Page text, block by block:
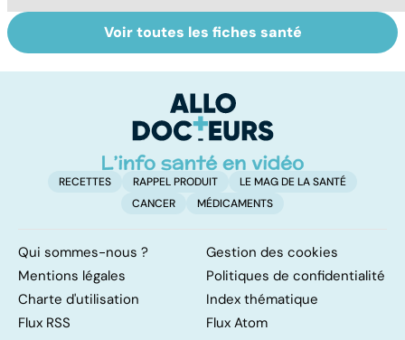
Tout savoir sur
les virus
Votre santé en
vacances
Voir toutes les fiches santé
RECETTES RAPPEL PRODUIT
LE MAG DE LA SANTÉ
CANCER
MÉDICAMENTS
Qui sommes-nous ?
Gestion des cookies
Mentions légales
Politiques de confidentialité
Charte d'utilisation
Index thématique
Flux RSS
Flux Atom